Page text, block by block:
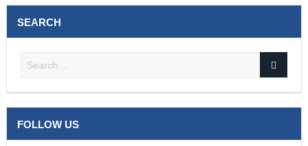
SEARCH
FOLLOW US